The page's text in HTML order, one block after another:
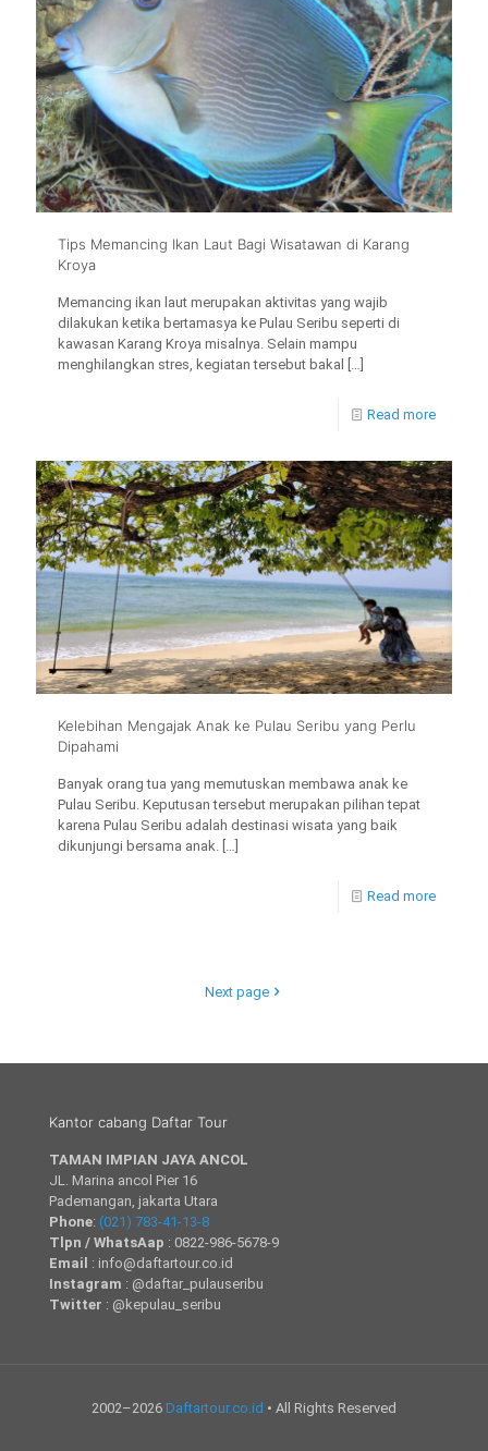
Tips Memancing Ikan Laut Bagi Wisatawan di Karang
Kroya
Memancing ikan laut merupakan aktivitas yang wajib
dilakukan ketika bertamasya ke Pulau Seribu seperti di
kawasan Karang Kroya misalnya. Selain mampu
menghilangkan stres, kegiatan tersebut bakal
[…]
Read more
Kelebihan Mengajak Anak ke Pulau Seribu yang Perlu
Dipahami
Banyak orang tua yang memutuskan membawa anak ke
Pulau Seribu. Keputusan tersebut merupakan pilihan tepat
karena Pulau Seribu adalah destinasi wisata yang baik
dikunjungi bersama anak. […]
Read more
Next page
Kantor cabang Daftar Tour
TAMAN IMPIAN JAYA ANCOL
JL. Marina ancol Pier 16
Pademangan, jakarta Utara
Phone: (021) 783-41-13-8
Tlpn / WhatsAap : 0822-986-5678-9
Email : info@daftartour.co.id
Instagram : @daftar_pulauseribu
Twitter : @kepulau_seribu
2002–2026 Daftartour.co.id • All Rights Reserved